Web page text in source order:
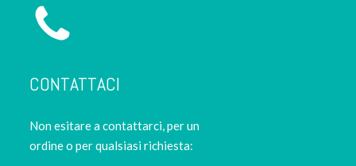
CONTATTACI
Non esitare a contattarci, per un
ordine o per qualsiasi richiesta: